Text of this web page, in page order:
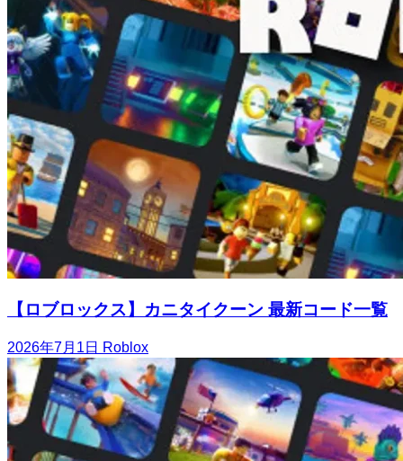
【ロブロックス】カニタイクーン 最新コード一覧
2026年7月1日 Roblox